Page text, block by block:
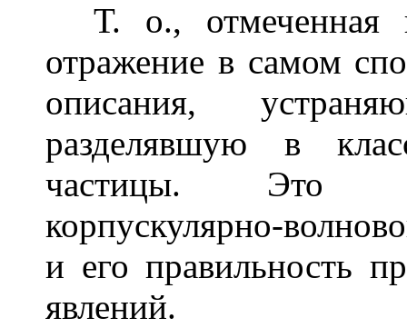
Т. о., отмеченная
отражение в самом
описания,
разделявшую в
частицы. Это
корпускулярно-
и его правильность
явлений.